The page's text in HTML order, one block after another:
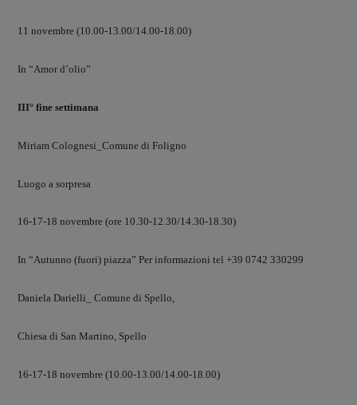
11 novembre (10.00-13.00/14.00-18.00)
In “Amor d’olio”
III° fine settimana
Miriam Colognesi_Comune di Foligno
Luogo a sorpresa
16-17-18 novembre (ore 10.30-12.30/14.30-18.30)
In “Autunno (fuori) piazza” Per informazioni tel +39 0742 330299
Daniela Darielli_ Comune di Spello,
Chiesa di San Martino, Spello
16-17-18 novembre (10.00-13.00/14.00-18.00)